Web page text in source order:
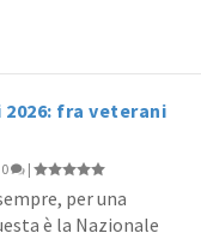
fra veterani
0 |
per una
è la Nazionale